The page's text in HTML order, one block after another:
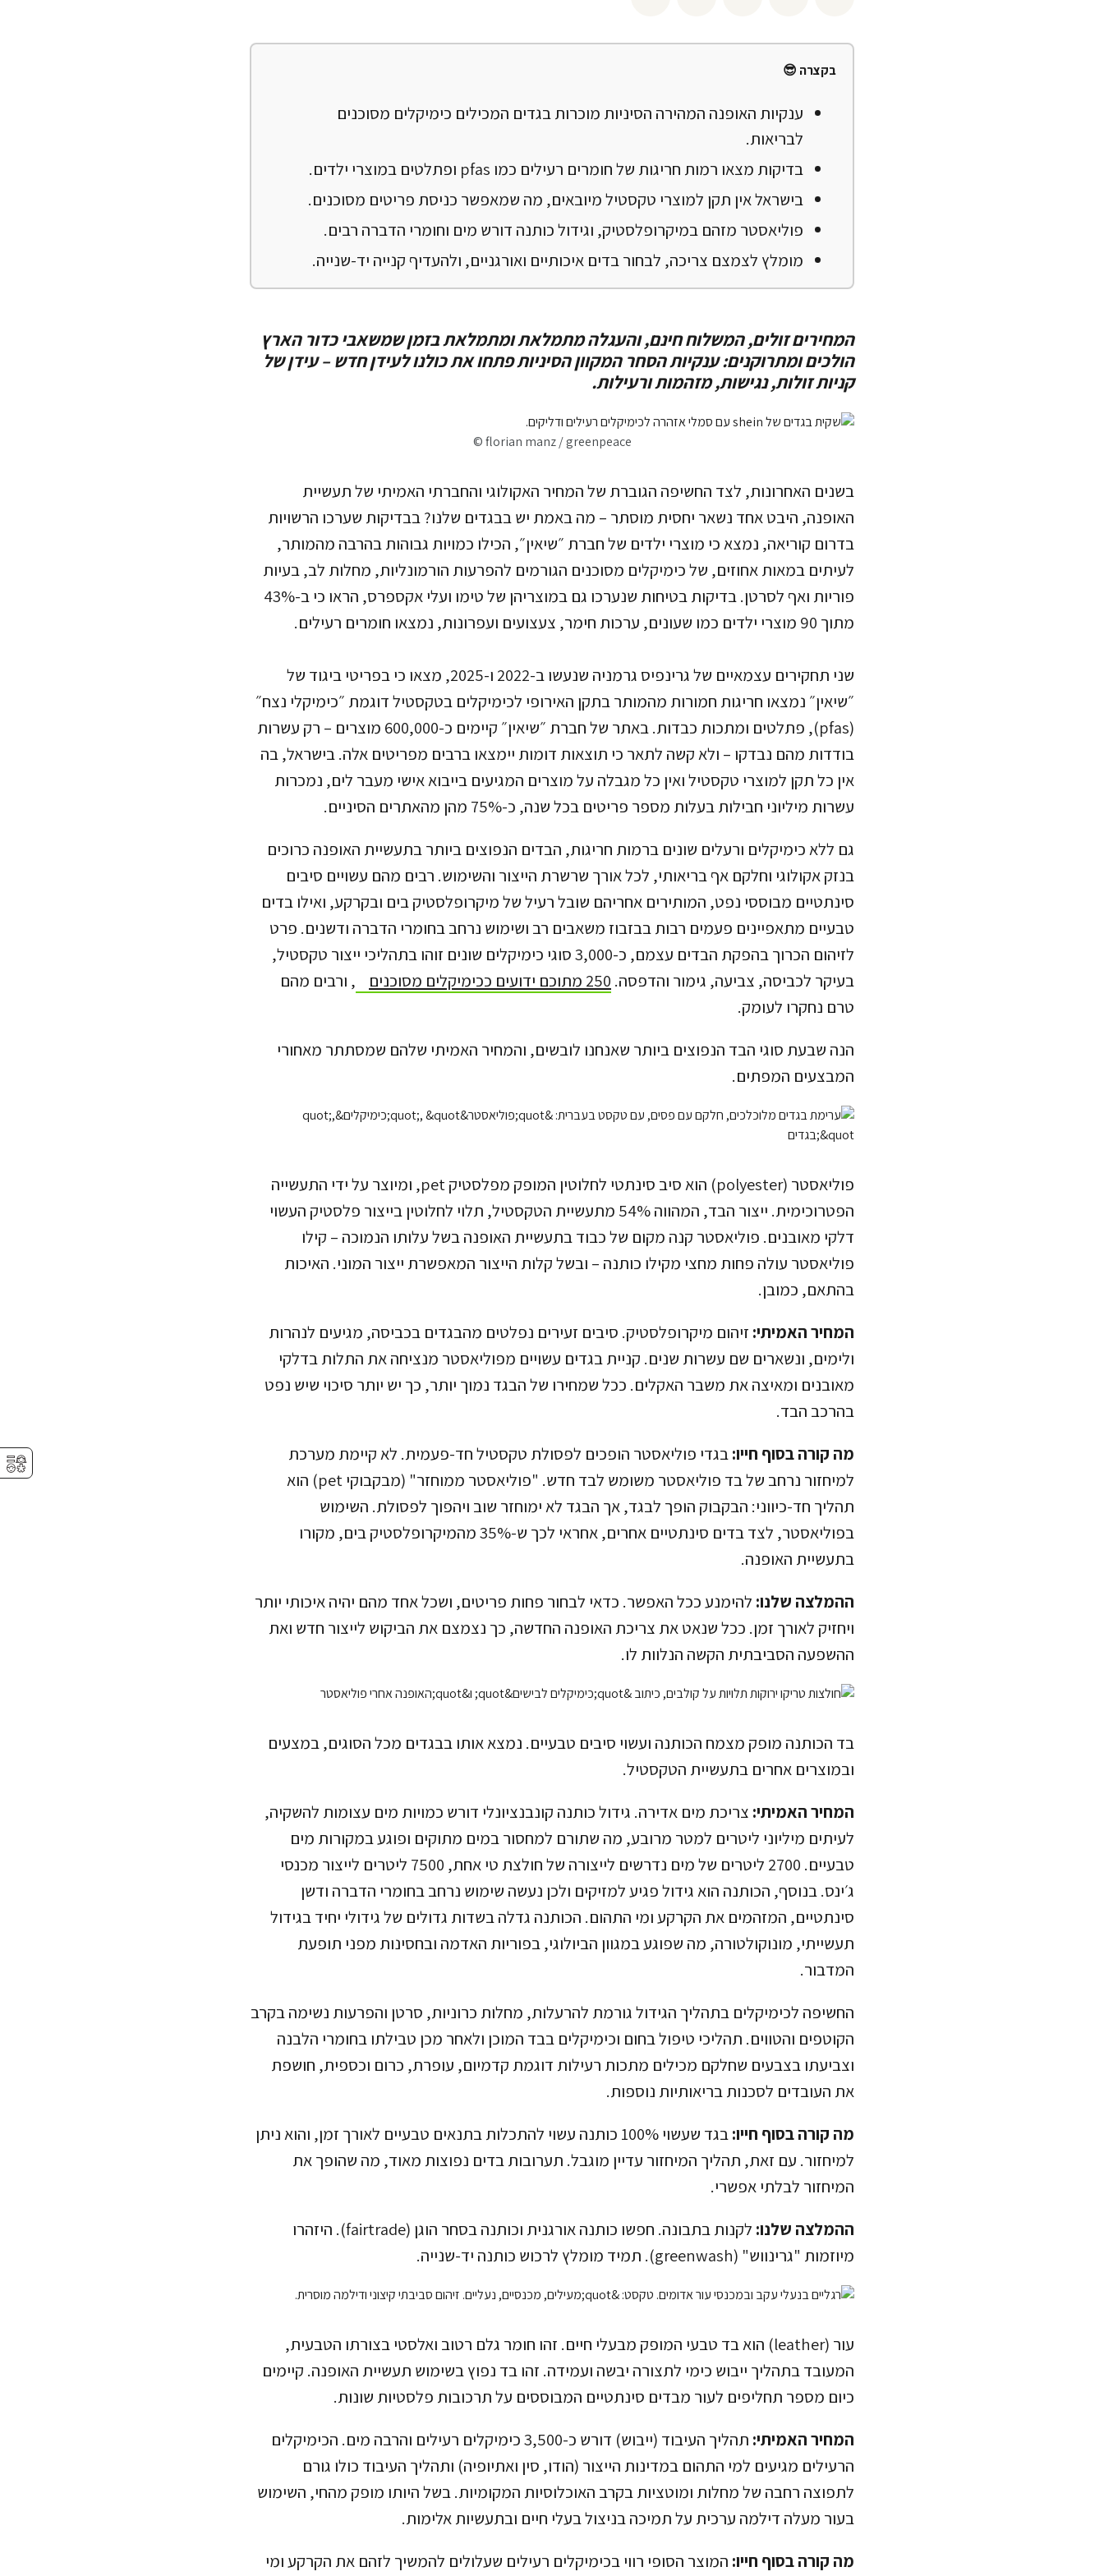
בקצרה 😎
ענקיות האופנה המהירה הסיניות מוכרות בגדים המכילים כימיקלים מסוכנים
לבריאות.
בדיקות מצאו רמות חריגות של חומרים רעילים כמו pfas ופתלטים במוצרי ילדים.
בישראל אין תקן למוצרי טקסטיל מיובאים, מה שמאפשר כניסת פריטים מסוכנים.
פוליאסטר מזהם במיקרופלסטיק, וגידול כותנה דורש מים וחומרי הדברה רבים.
מומלץ לצמצם צריכה, לבחור בדים איכותיים ואורגניים, ולהעדיף קנייה יד-שנייה.
המחירים זולים, המשלוח חינם, והעגלה מתמלאת ומתמלאת בזמן שמשאבי כדור הארץ
הולכים ומתרוקנים: ענקיות הסחר המקוון הסיניות פתחו את כולנו לעידן חדש – עידן של
קניות זולות, נגישות, מזהמות ורעילות.
© florian manz / greenpeace
בשנים האחרונות, לצד החשיפה הגוברת של המחיר האקולוגי והחברתי האמיתי של תעשיית
האופנה, היבט אחד נשאר יחסית מוסתר – מה באמת יש בבגדים שלנו? בבדיקות שערכו הרשויות
בדרום קוריאה, נמצא כי מוצרי ילדים של חברת ״שיאין״, הכילו כמויות גבוהות בהרבה מהמותר,
לעיתים במאות אחוזים, של כימיקלים מסוכנים הגורמים להפרעות הורמונליות, מחלות לב, בעיות
פוריות ואף לסרטן. בדיקות בטיחות שנערכו גם במוצריהן של טימו ועלי אקספרס, הראו כי ב-43%
מתוך 90 מוצרי ילדים כמו שעונים, ערכות חימר, צעצועים ועפרונות, נמצאו חומרים רעילים.
שני תחקירים עצמאיים של גרינפיס גרמניה שנעשו ב-2022 ו-2025, מצאו כי בפריטי ביגוד של
״שיאין״ נמצאו חריגות חמורות מהמותר בתקן האירופי לכימיקלים בטקסטיל דוגמת ״כימיקלי נצח״
(pfas), פתלטים ומתכות כבדות. באתר של חברת ״שיאין״ קיימים כ-600,000 מוצרים – רק עשרות
בודדות מהם נבדקו – ולא קשה לתאר כי תוצאות דומות יימצאו ברבים מפריטים אלה. בישראל, בה
אין כל תקן למוצרי טקסטיל ואין כל מגבלה על מוצרים המגיעים בייבוא אישי מעבר לים, נמכרות
עשרות מיליוני חבילות בעלות מספר פריטים בכל שנה, כ-75% מהן מהאתרים הסיניים.
גם ללא כימיקלים ורעלים שונים ברמות חריגות, הבדים הנפוצים ביותר בתעשיית האופנה כרוכים
בנזק אקולוגי וחלקם אף בריאותי, לכל אורך שרשרת הייצור והשימוש. רבים מהם עשויים סיבים
סינתטיים מבוססי נפט, המותירים אחריהם שובל רעיל של מיקרופלסטיק בים ובקרקע, ואילו בדים
טבעיים מתאפיינים פעמים רבות בבזבוז משאבים רב ושימוש נרחב בחומרי הדברה ודשנים. פרט
לזיהום הכרוך בהפקת הבדים עצמם, כ-3,000 סוגי כימיקלים שונים זוהו בתהליכי ייצור טקסטיל,
בעיקר לכביסה, צביעה, גימור והדפסה. 250 מתוכם ידועים ככימיקלים מסוכנים
, ורבים מהם
טרם נחקרו לעומק.
הנה שבעת סוגי הבד הנפוצים ביותר שאנחנו לובשים, והמחיר האמיתי שלהם שמסתתר מאחורי
המבצעים המפתים.
פוליאסטר (polyester) הוא סיב סינתטי לחלוטין המופק מפלסטיק pet, ומיוצר על ידי התעשייה
הפטרוכימית. ייצור הבד, המהווה 54% מתעשיית הטקסטיל, תלוי לחלוטין בייצור פלסטיק העשוי
דלקי מאובנים. פוליאסטר קנה מקום של כבוד בתעשיית האופנה בשל עלותו הנמוכה – קילו
פוליאסטר עולה פחות מחצי מקילו כותנה – ובשל קלות הייצור המאפשרת ייצור המוני. האיכות
בהתאם, כמובן.
המחיר האמיתי: זיהום מיקרופלסטיק. סיבים זעירים נפלטים מהבגדים בכביסה, מגיעים לנהרות
ולימים, ונשארים שם עשרות שנים. קניית בגדים עשויים מפוליאסטר מנציחה את התלות בדלקי
מאובנים ומאיצה את משבר האקלים. ככל שמחירו של הבגד נמוך יותר, כך יש יותר סיכוי שיש נפט
בהרכב הבד.
מה קורה בסוף חייו:בגדי פוליאסטר הופכים לפסולת טקסטיל חד-פעמית. לא קיימת מערכת
למיחזור נרחב של בד פוליאסטר משומש לבד חדש. "פוליאסטר ממוחזר" (מבקבוקי pet) הוא
תהליך חד-כיווני: הבקבוק הופך לבגד, אך הבגד לא ימוחזר שוב ויהפוך לפסולת. השימוש
בפוליאסטר, לצד בדים סינתטיים אחרים, אחראי לכך ש-35% מהמיקרופלסטיק בים, מקורו
בתעשיית האופנה.
ההמלצה שלנו: להימנע ככל האפשר. כדאי לבחור פחות פריטים, ושכל אחד מהם יהיה איכותי יותר
ויחזיק לאורך זמן. ככל שנאט את צריכת האופנה החדשה, כך נצמצם את הביקוש לייצור חדש ואת
ההשפעה הסביבתית הקשה הנלוות לו.
בד הכותנה מופק מצמח הכותנה ועשוי סיבים טבעיים. נמצא אותו בבגדים מכל הסוגים, במצעים
ובמוצרים אחרים בתעשיית הטקסטיל.
המחיר האמיתי: צריכת מים אדירה. גידול כותנה קונבנציונלי דורש כמויות מים עצומות להשקיה,
לעיתים מיליוני ליטרים למטר מרובע, מה שתורם למחסור במים מתוקים ופוגע במקורות מים
טבעיים. 2700 ליטרים של מים נדרשים לייצורה של חולצת טי אחת, 7500 ליטרים לייצור מכנסי
ג׳ינס. בנוסף, הכותנה הוא גידול פגיע למזיקים ולכן נעשה שימוש נרחב בחומרי הדברה ודשן
סינתטיים, המזהמים את הקרקע ומי התהום. הכותנה גדלה בשדות גדולים של גידולי יחיד בגידול
תעשייתי, מונוקולטורה, מה שפוגע במגוון הביולוגי, בפוריות האדמה ובחסינות מפני תופעת
המדבור.
החשיפה לכימיקלים בתהליך הגידול גורמת להרעלות, מחלות כרוניות, סרטן והפרעות נשימה בקרב
הקוטפים והטווים. תהליכי טיפול בחום וכימיקלים בבד המוכן ולאחר מכן טבילתו בחומרי הלבנה
וצביעתו בצבעים שחלקם מכילים מתכות רעילות דוגמת קדמיום, עופרת, כרום וכספית, חושפת
את העובדים לסכנות בריאותיות נוספות.
מה קורה בסוף חייו:
בגד שעשוי 100% כותנה עשוי להתכלות בתנאים טבעיים לאורך זמן, והוא ניתן
למיחזור. עם זאת, תהליך המיחזור עדיין מוגבל. תערובות בדים נפוצות מאוד, מה שהופך את
המיחזור לבלתי אפשרי.
ההמלצה שלנו:
לקנות בתבונה. חפשו כותנה אורגנית וכותנה בסחר הוגן (fairtrade). היזהרו
מיוזמות "גרינווש" (greenwash). תמיד מומלץ לרכוש כותנה יד-שנייה.
עור (leather) הוא בד טבעי המופק מבעלי חיים. זהו חומר גלם רטוב ואלסטי בצורתו הטבעית,
המעובד בתהליך ייבוש כימי לתצורה יבשה ועמידה. זהו בד נפוץ בשימוש תעשיית האופנה. קיימים
כיום מספר תחליפים לעור מבדים סינתטיים המבוססים על תרכובות פלסטיות שונות.
המחיר האמיתי:
תהליך העיבוד (ייבוש) דורש כ-3,500 כימיקלים רעילים והרבה מים. הכימיקלים
הרעילים מגיעים למי התהום במדינות הייצור (הודו, סין ואתיופיה) ותהליך העיבוד כולו גורם
לתפוצה רחבה של מחלות ומוטציות בקרב האוכלוסיות המקומיות. בשל היותו מופק מהחי, השימוש
בעור מעלה דילמה ערכית על תמיכה בניצול בעלי חיים ובתעשיות אלימות.
מה קורה בסוף חייו: המוצר הסופי רווי בכימיקלים רעילים שעלולים להמשיך לזהם את הקרקע ומי
⚥︎